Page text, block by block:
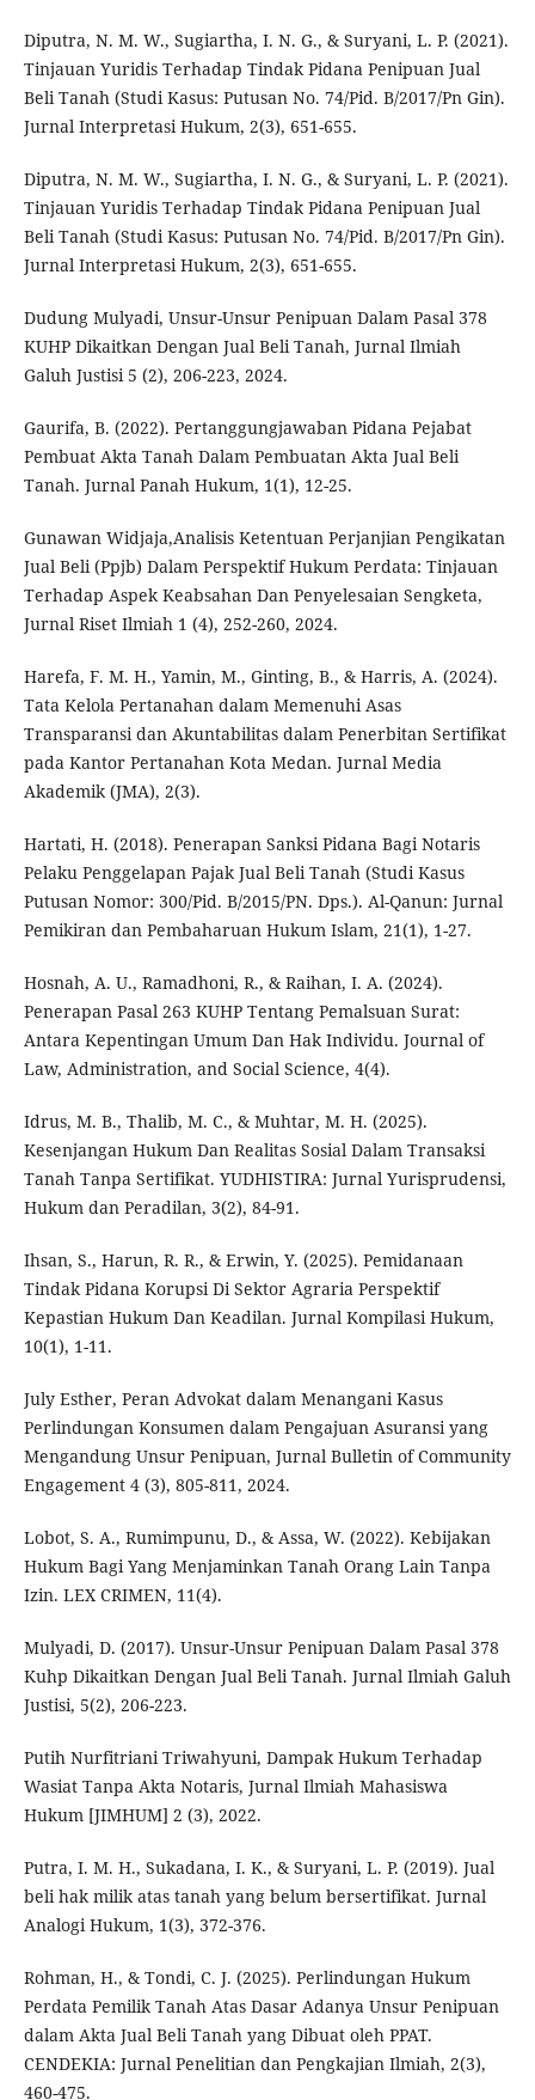
Diputra, N. M. W., Sugiartha, I. N. G., & Suryani, L. P. (2021).
Tinjauan Yuridis Terhadap Tindak Pidana Penipuan Jual
Beli Tanah (Studi Kasus: Putusan No. 74/Pid. B/2017/Pn Gin).
Jurnal Interpretasi Hukum, 2(3), 651-655.
Diputra, N. M. W., Sugiartha, I. N. G., & Suryani, L. P. (2021).
Tinjauan Yuridis Terhadap Tindak Pidana Penipuan Jual
Beli Tanah (Studi Kasus: Putusan No. 74/Pid. B/2017/Pn Gin).
Jurnal Interpretasi Hukum, 2(3), 651-655.
Dudung Mulyadi, Unsur-Unsur Penipuan Dalam Pasal 378
KUHP Dikaitkan Dengan Jual Beli Tanah, Jurnal Ilmiah
Galuh Justisi 5 (2), 206-223, 2024.
Gaurifa, B. (2022). Pertanggungjawaban Pidana Pejabat
Pembuat Akta Tanah Dalam Pembuatan Akta Jual Beli
Tanah. Jurnal Panah Hukum, 1(1), 12-25.
Gunawan Widjaja,Analisis Ketentuan Perjanjian Pengikatan
Jual Beli (Ppjb) Dalam Perspektif Hukum Perdata: Tinjauan
Terhadap Aspek Keabsahan Dan Penyelesaian Sengketa,
Jurnal Riset Ilmiah 1 (4), 252-260, 2024.
Harefa, F. M. H., Yamin, M., Ginting, B., & Harris, A. (2024).
Tata Kelola Pertanahan dalam Memenuhi Asas
Transparansi dan Akuntabilitas dalam Penerbitan Sertifikat
pada Kantor Pertanahan Kota Medan. Jurnal Media
Akademik (JMA), 2(3).
Hartati, H. (2018). Penerapan Sanksi Pidana Bagi Notaris
Pelaku Penggelapan Pajak Jual Beli Tanah (Studi Kasus
Putusan Nomor: 300/Pid. B/2015/PN. Dps.). Al-Qanun: Jurnal
Pemikiran dan Pembaharuan Hukum Islam, 21(1), 1-27.
Hosnah, A. U., Ramadhoni, R., & Raihan, I. A. (2024).
Penerapan Pasal 263 KUHP Tentang Pemalsuan Surat:
Antara Kepentingan Umum Dan Hak Individu. Journal of
Law, Administration, and Social Science, 4(4).
Idrus, M. B., Thalib, M. C., & Muhtar, M. H. (2025).
Kesenjangan Hukum Dan Realitas Sosial Dalam Transaksi
Tanah Tanpa Sertifikat. YUDHISTIRA: Jurnal Yurisprudensi,
Hukum dan Peradilan, 3(2), 84-91.
Ihsan, S., Harun, R. R., & Erwin, Y. (2025). Pemidanaan
Tindak Pidana Korupsi Di Sektor Agraria Perspektif
Kepastian Hukum Dan Keadilan. Jurnal Kompilasi Hukum,
10(1), 1-11.
July Esther, Peran Advokat dalam Menangani Kasus
Perlindungan Konsumen dalam Pengajuan Asuransi yang
Mengandung Unsur Penipuan, Jurnal Bulletin of Community
Engagement 4 (3), 805-811, 2024.
Lobot, S. A., Rumimpunu, D., & Assa, W. (2022). Kebijakan
Hukum Bagi Yang Menjaminkan Tanah Orang Lain Tanpa
Izin. LEX CRIMEN, 11(4).
Mulyadi, D. (2017). Unsur-Unsur Penipuan Dalam Pasal 378
Kuhp Dikaitkan Dengan Jual Beli Tanah. Jurnal Ilmiah Galuh
Justisi, 5(2), 206-223.
Putih Nurfitriani Triwahyuni, Dampak Hukum Terhadap
Wasiat Tanpa Akta Notaris, Jurnal Ilmiah Mahasiswa
Hukum [JIMHUM] 2 (3), 2022.
Putra, I. M. H., Sukadana, I. K., & Suryani, L. P. (2019). Jual
beli hak milik atas tanah yang belum bersertifikat. Jurnal
Analogi Hukum, 1(3), 372-376.
Rohman, H., & Tondi, C. J. (2025). Perlindungan Hukum
Perdata Pemilik Tanah Atas Dasar Adanya Unsur Penipuan
dalam Akta Jual Beli Tanah yang Dibuat oleh PPAT.
CENDEKIA: Jurnal Penelitian dan Pengkajian Ilmiah, 2(3),
460-475.